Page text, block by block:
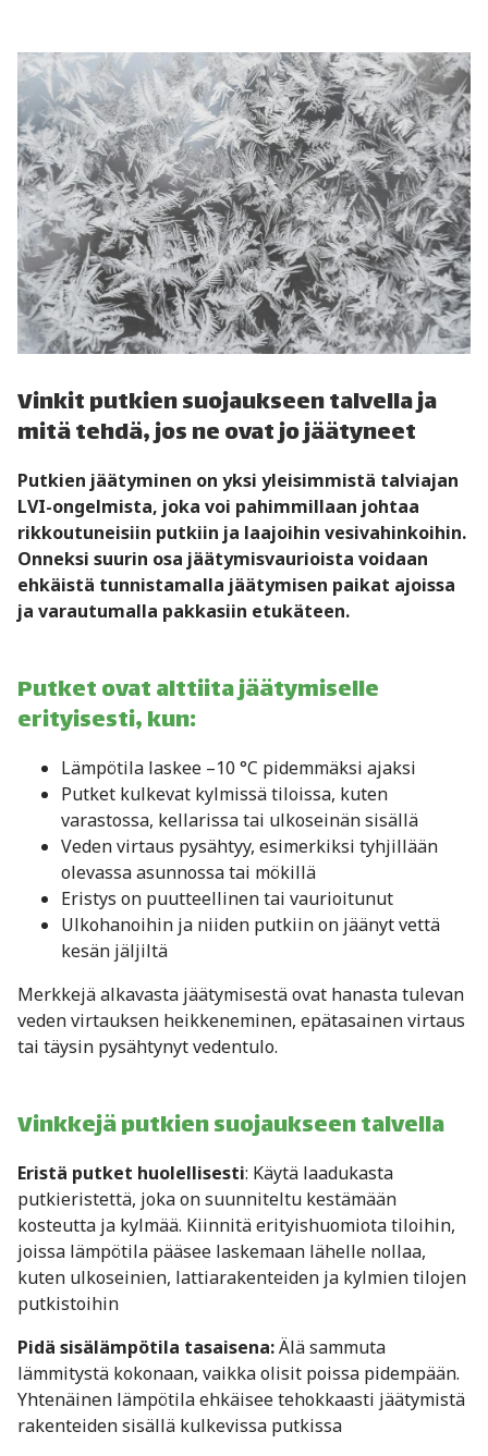
Vinkit putkien suojaukseen talvella ja
mitä tehdä, jos ne ovat jo jäätyneet
Putkien jäätyminen on yksi yleisimmistä talviajan
LVI-ongelmista, joka voi pahimmillaan johtaa
rikkoutuneisiin putkiin ja laajoihin vesivahinkoihin.
Onneksi suurin osa jäätymisvaurioista voidaan
ehkäistä tunnistamalla jäätymisen paikat ajoissa
ja varautumalla pakkasiin etukäteen.
Putket ovat alttiita jäätymiselle
erityisesti, kun:
Lämpötila laskee –10 °C pidemmäksi ajaksi
Putket kulkevat kylmissä tiloissa, kuten
varastossa, kellarissa tai ulkoseinän sisällä
Veden virtaus pysähtyy, esimerkiksi tyhjillään
olevassa asunnossa tai mökillä
Eristys on puutteellinen tai vaurioitunut
Ulkohanoihin ja niiden putkiin on jäänyt vettä
kesän jäljiltä
Merkkejä alkavasta jäätymisestä ovat hanasta tulevan
veden virtauksen heikkeneminen, epätasainen virtaus
tai täysin pysähtynyt vedentulo.
Vinkkejä putkien suojaukseen talvella
Eristä putket huolellisesti: Käytä laadukasta
putkieristettä, joka on suunniteltu kestämään
kosteutta ja kylmää. Kiinnitä erityishuomiota tiloihin,
joissa lämpötila pääsee laskemaan lähelle nollaa,
kuten ulkoseinien, lattiarakenteiden ja kylmien tilojen
putkistoihin
Pidä sisälämpötila tasaisena:Älä sammuta
lämmitystä kokonaan, vaikka olisit poissa pidempään.
Yhtenäinen lämpötila ehkäisee tehokkaasti jäätymistä
rakenteiden sisällä kulkevissa putkissa